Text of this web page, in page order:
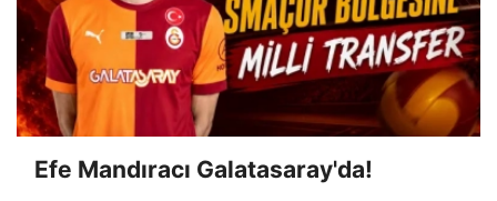
Efe Mandıracı Galatasaray'da!